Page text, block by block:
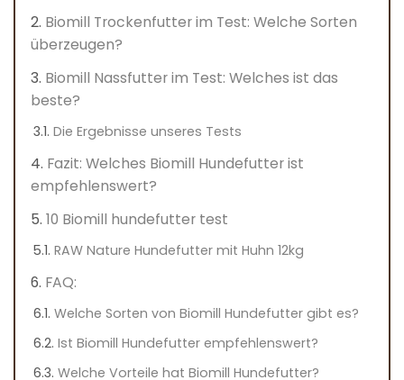
Biomill Trockenfutter im Test: Welche Sorten
überzeugen?
Biomill Nassfutter im Test: Welches ist das
beste?
Die Ergebnisse unseres Tests
Fazit: Welches Biomill Hundefutter ist
empfehlenswert?
10 Biomill hundefutter test
RAW Nature Hundefutter mit Huhn 12kg
FAQ:
Welche Sorten von Biomill Hundefutter gibt es?
Ist Biomill Hundefutter empfehlenswert?
Welche Vorteile hat Biomill Hundefutter?